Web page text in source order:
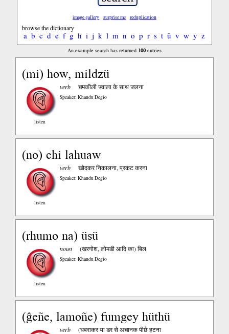
image gallery surprise me reduplication
browse the dictionary
a b c d e f g h i j k l m n o p r s t ü v w y z
An example search has returned 100entries
(mi) how, mildzü
listen
verb चमकीली ज्वाला के साथ जलना
Speaker: Khandu Degio
(no) chi lahuaw
listen
verb खोदकर निकालना, प्रकट करना
Speaker: Khandu Degio
(rhumo na) üsü
listen
noun (खरगोश, लोमडी आदि का) बिल
Speaker: Khandu Degio
(ĝeñe, lamoñe) fumgey hüthü
verb (घबराकर या डर से अचानक पीछे हटना